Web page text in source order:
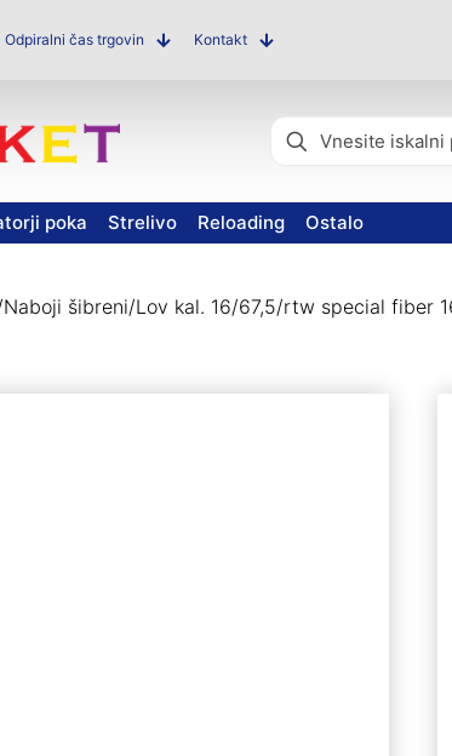
Odpiralni čas trgovin Kontakt
poka Strelivo Reloading Ostalo
Naboji šibreni/Lov kal. 16/67,5/rtw special fiber